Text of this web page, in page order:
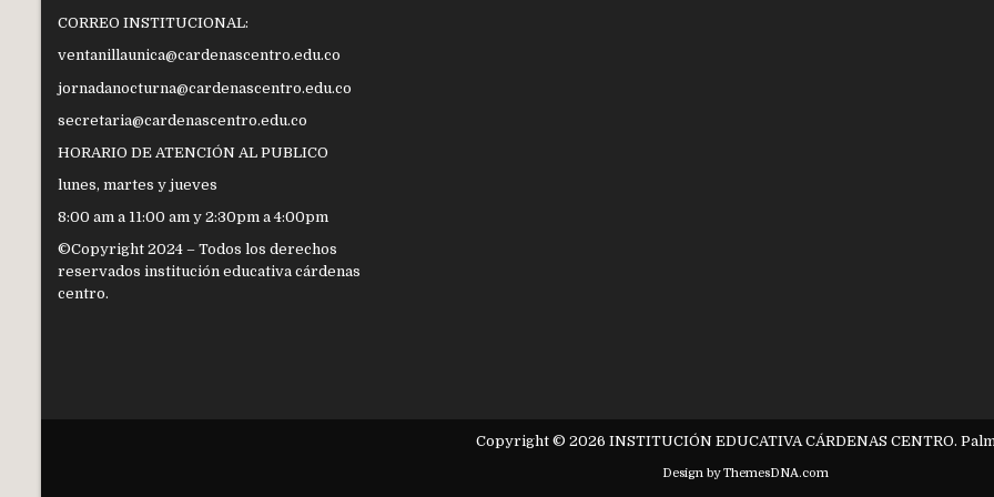
CORREO INSTITUCIONAL:
ventanillaunica@cardenascentro.edu.co
jornadanocturna@cardenascentro.edu.co
secretaria@cardenascentro.edu.co
HORARIO DE ATENCIÓN AL PUBLICO
lunes, martes y jueves
8:00 am a 11:00 am y 2:30pm a 4:00pm
©Copyright 2024 – Todos los derechos
reservados institución educativa cárdenas
centro.
Copyright © 2026 INSTITUCIÓN EDUCATIVA CÁRDENAS CENTRO.
Design by ThemesDNA.com